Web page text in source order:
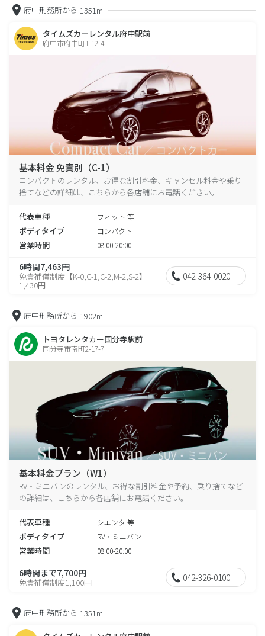
府中刑務所から 1351m
タイムズカーレンタル府中駅前
府中市府中町1-12-4
基本料金 免責別（C-1）
コンパクトのレンタル、お得な割引料金、キャンセル料金や乗り
捨てなどの詳細は、こちらから各店舗にお電話ください。
代表車種 フィット 等
ボディタイプ コンパクト
営業時間 08:00-20:00
6時間7,463円
免責補償制度【K-0,C-1,C-2,M-2,S-2】
1,430円
042-364-0020
府中刑務所から 1902m
トヨタレンタカー国分寺駅前
国分寺市南町2-17-7
基本料金プラン（W1）
RV・ミニバンのレンタル、お得な割引料金や予約、乗り捨てなど
の詳細は、こちらから各店舗にお電話ください。
代表車種 シエンタ 等
ボディタイプ RV・ミニバン
営業時間 08:00-20:00
6時間まで7,700円
免責補償制度1,100円 042-326-0100
府中刑務所から 1351m